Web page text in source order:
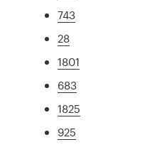
743
28
1801
683
1825
925